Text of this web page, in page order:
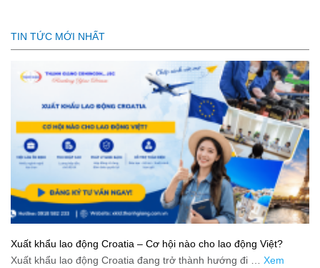
TIN TỨC MỚI NHẤT
Xuất khẩu lao động Croatia – Cơ hội nào cho lao động Việt?
Xuất khẩu lao động Croatia đang trở thành hướng đi … Xem